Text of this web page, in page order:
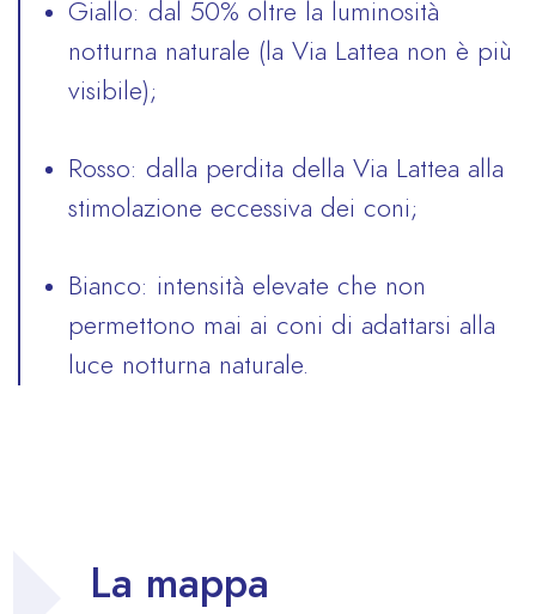
Giallo: dal 50% oltre la luminosità
notturna naturale (la Via Lattea non è più
visibile);
Rosso: dalla perdita della Via Lattea alla
stimolazione eccessiva dei coni;
Bianco: intensità elevate che non
permettono mai ai coni di adattarsi alla
luce notturna naturale.
La mappa